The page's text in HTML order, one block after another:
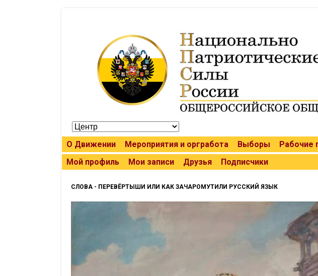
О Движении Мероприятия и оргработа Выборы Рабочие
Мой профиль
Мои записи Друзья Подписчики
СЛОВА - ПЕРЕВЁРТЫШИ ИЛИ КАК ЗАЧАРОМУТИЛИ РУССКИЙ ЯЗЫК